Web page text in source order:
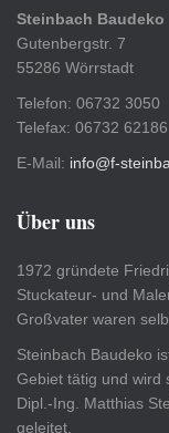
Steinbach Baudeko
Gutenbergstr. 7
55286 Wörrstadt
Telefon: 06732 3050
Telefax: 06732 62186
E-Mail: info@f-
Über uns
1972 gründete
Stuckateur- und
Großvater waren
Steinbach Baudeko
Gebiet tätig und wird
Dipl.-Ing. Matthias
geleitet.